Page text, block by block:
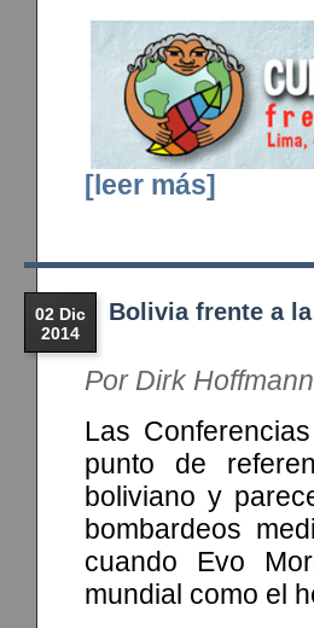
[leer más]
02 Dic
2014
Bolivia frente a la
Por Dirk
Las
punto de
boliviano y
bombardeos
cuando Evo
mundial como el